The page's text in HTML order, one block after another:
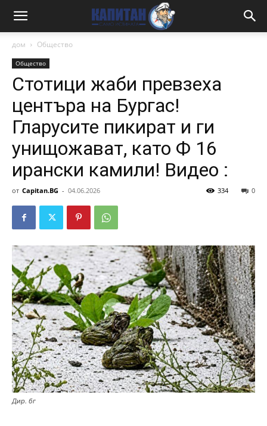
дом Общество
Общество
Стотици жаби превзеха
центъра на Бургас!
Гларусите пикират и ги
унищожават, като Ф 16
ирански камили! Видео :
от Capitan.BG - 04.06.2026 0
334
Дир. бг